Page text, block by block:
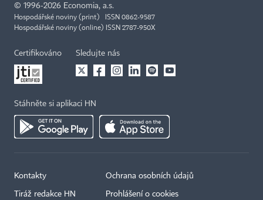
© 1996-2026 Economia, a.s.
Hospodářské noviny (print) ISSN 0862-9587
Hospodářské noviny (online) ISSN 2787-950X
Certifikováno Sledujte nás
Stáhněte si aplikaci HN
Kontakty
Tiráž redakce HN
Ochrana osobních údajů
Prohlášení o cookies